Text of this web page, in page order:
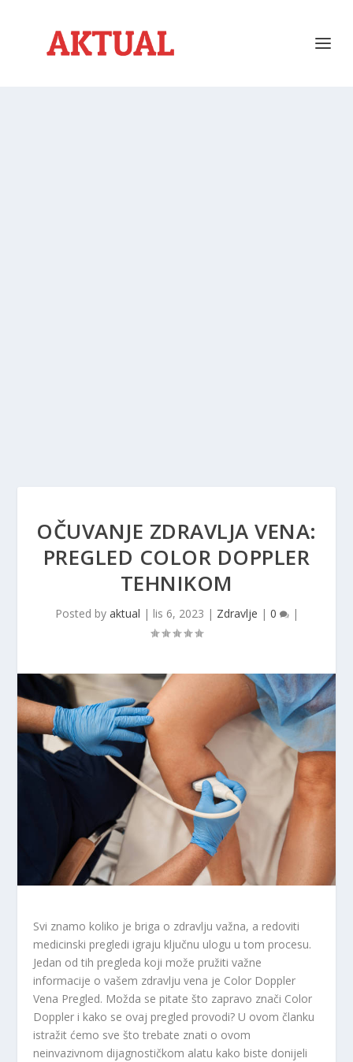
OČUVANJE ZDRAVLJA VENA:
PREGLED COLOR DOPPLER
TEHNIKOM
Posted by aktual | lis 6, 2023 | Zdravlje | 0 |
Svi znamo koliko je briga o zdravlju važna, a redoviti
medicinski pregledi igraju ključnu ulogu u tom procesu.
Jedan od tih pregleda koji može pružiti važne
informacije o vašem zdravlju vena je Color Doppler
Vena Pregled. Možda se pitate što zapravo znači Color
Doppler i kako se ovaj pregled provodi? U ovom članku
istražit ćemo sve što trebate znati o ovom
neinvazivnom dijagnostičkom alatu kako biste donijeli